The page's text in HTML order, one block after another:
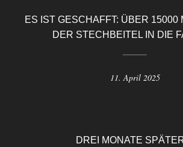
ES IST GESCHAFFT: ÜBER 15000
DER STECHBEITEL IN DIE
11. April 2025
DREI MONATE